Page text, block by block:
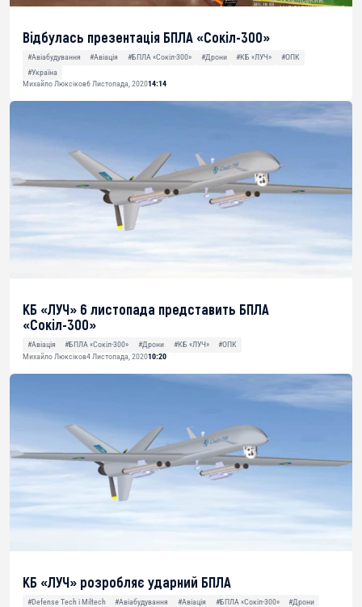
Відбулась презентація БПЛА «Сокіл-300»
#Авіабудування #Авіація #БПЛА «Сокіл-300» #Дрони #КБ «ЛУЧ»
#ОПК
#Україна
Михайло Люксіков6 Листопада, 202014:14
КБ «ЛУЧ» 6 листопада представить БПЛА
«Сокіл-300»
#Авіація #БПЛА «Сокіл-300» #Дрони #КБ «ЛУЧ»
#ОПК
Михайло Люксіков4 Листопада, 202010:20
КБ «ЛУЧ» розробляє ударний БПЛА
#Defense Tech і Miltech #Авіабудування #Авіація #БПЛА «Сокіл-300»
#Дрони